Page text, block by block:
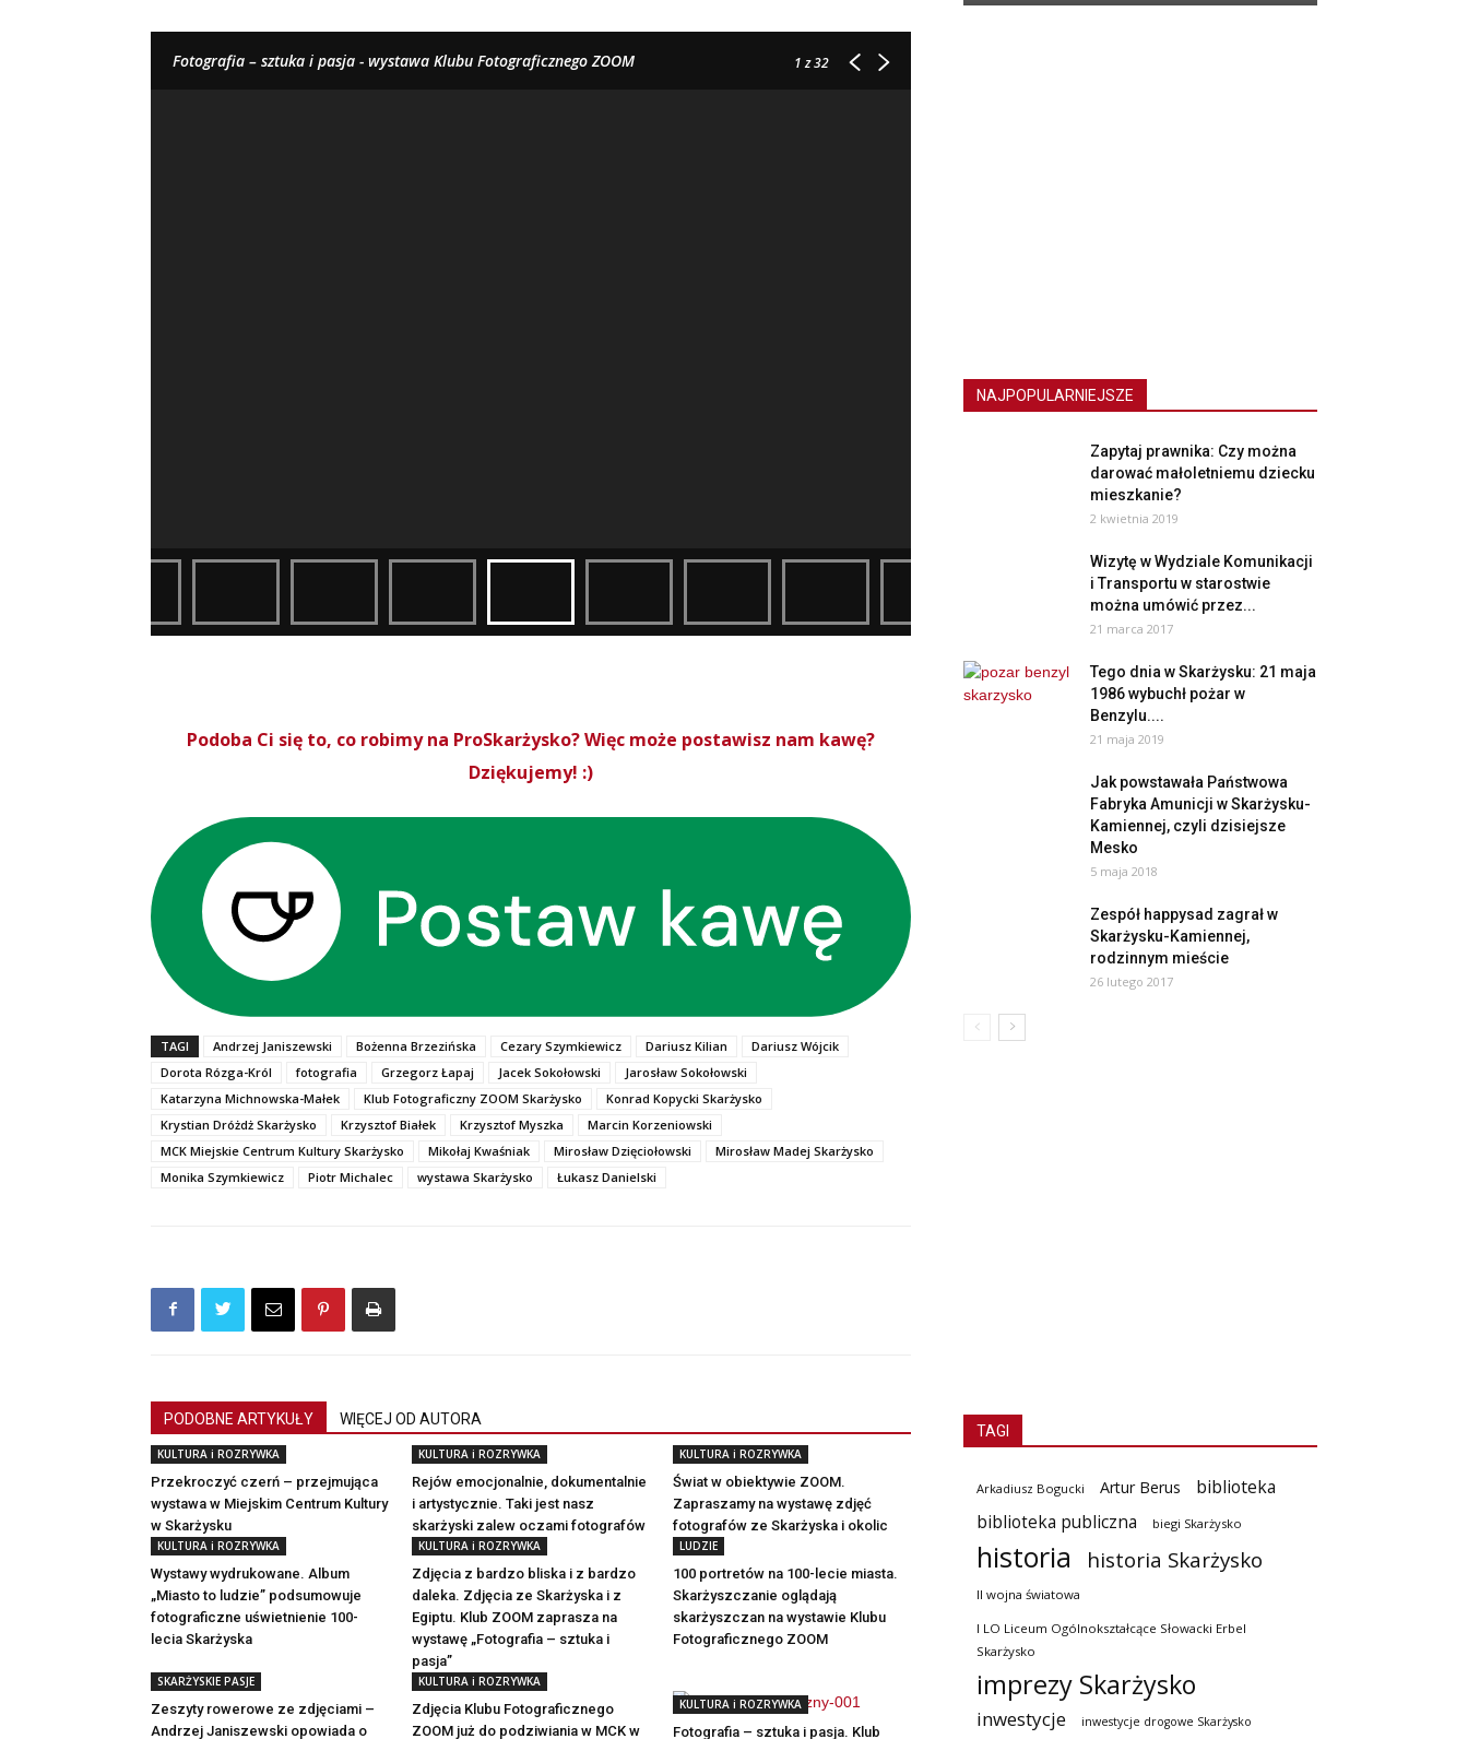
Fotografia – sztuka i pasja - wystawa Klubu Fotograficznego ZOOM 1z 32
Podoba Ci się to, co robimy na ProSkarżysko? Więc może postawisz nam kawę?
Dziękujemy! :)
TAGI Andrzej Janiszewski Bożenna Brzezińska Cezary Szymkiewicz Dariusz Kilian
Dariusz Wójcik
Dorota Rózga-Król
fotografia Grzegorz Łapaj Jacek Sokołowski
Jarosław Sokołowski
Katarzyna Michnowska-Małek
Klub Fotograficzny ZOOM Skarżysko
Konrad Kopycki Skarżysko
Krystian Dróżdż Skarżysko
Krzysztof Białek Krzysztof Myszka
Marcin Korzeniowski
MCK Miejskie Centrum Kultury Skarżysko
Mikołaj Kwaśniak Mirosław Dzięciołowski
Mirosław Madej Skarżysko
Monika Szymkiewicz
Piotr Michalec wystawa Skarżysko Łukasz Danielski
PODOBNE ARTYKUŁY WIĘCEJ OD AUTORA
KULTURA i ROZRYWKA
Przekroczyć czerń – przejmująca
wystawa w Miejskim Centrum Kultury
w Skarżysku
KULTURA i ROZRYWKA
Rejów emocjonalnie, dokumentalnie
i artystycznie. Taki jest nasz
skarżyski zalew oczami fotografów
KULTURA i ROZRYWKA
Świat w obiektywie ZOOM.
Zapraszamy na wystawę zdjęć
fotografów ze Skarżyska i okolic
KULTURA i ROZRYWKA
Wystawy wydrukowane. Album
„Miasto to ludzie” podsumowuje
fotograficzne uświetnienie 100-
lecia Skarżyska
KULTURA i ROZRYWKA
Zdjęcia z bardzo bliska i z bardzo
daleka. Zdjęcia ze Skarżyska i z
Egiptu. Klub ZOOM zaprasza na
wystawę „Fotografia – sztuka i
pasja”
LUDZIE
100 portretów na 100-lecie miasta.
Skarżyszczanie oglądają
skarżyszczan na wystawie Klubu
Fotograficznego ZOOM
SKARŻYSKIE PASJE
Zeszyty rowerowe ze zdjęciami –
Andrzej Janiszewski opowiada o
KULTURA i ROZRYWKA
Zdjęcia Klubu Fotograficznego
ZOOM już do podziwiania w MCK w
KULTURA i ROZRYWKA
Fotografia – sztuka i pasja. Klub
NAJPOPULARNIEJSZE
Zapytaj prawnika: Czy można
darować małoletniemu dziecku
mieszkanie?
2 kwietnia 2019
Wizytę w Wydziale Komunikacji
i Transportu w starostwie
można umówić przez...
21 marca 2017
Tego dnia w Skarżysku: 21 maja
1986 wybuchł pożar w
Benzylu....
21 maja 2019
Jak powstawała Państwowa
Fabryka Amunicji w Skarżysku-
Kamiennej, czyli dzisiejsze
Mesko
5 maja 2018
Zespół happysad zagrał w
Skarżysku-Kamiennej,
rodzinnym mieście
26 lutego 2017
TAGI
Arkadiusz Bogucki Artur Berus
biblioteka
biblioteka publiczna
biegi Skarżysko
historia historia Skarżysko
II wojna światowa
I LO Liceum Ogólnokształcące Słowacki Erbel
Skarżysko
imprezy Skarżysko
inwestycje inwestycje drogowe Skarżysko